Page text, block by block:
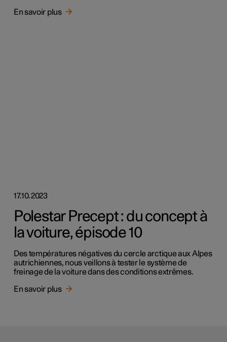
En savoir plus
17.10.2023
Polestar Precept : du concept à
la voiture, épisode 10
Des températures négatives du cercle arctique aux Alpes
autrichiennes, nous veillons à tester le système de
freinage de la voiture dans des conditions extrêmes.
En savoir plus